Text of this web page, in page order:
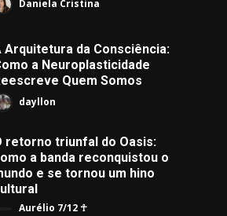
Daniela Cristina
Arquitetura da Consciência:
a Neuroplasticidade
Quem Somos
dayllon
retorno triunfal do Oasis:
a banda reconquistou o
e se tornou um hino
Aurélio 7/12 ☥